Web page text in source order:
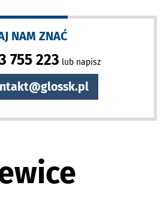
NAM ZNAĆ
755 223 lub napisz